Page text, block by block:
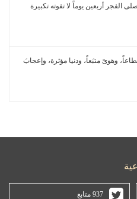
أربعين يوماً لا تفوته تكبيرة
وهوىً متبَعاً، ودنيا مؤثرة، وإعجابَ
937 متابع